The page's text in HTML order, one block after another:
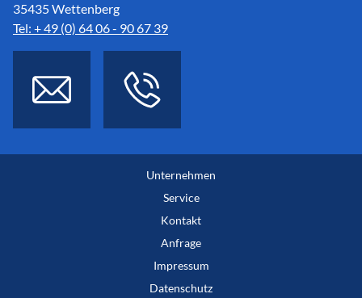
35435 Wettenberg
Tel: + 49 (0) 64 06 - 90 67 39
Unternehmen
Service
Kontakt
Anfrage
Impressum
Datenschutz